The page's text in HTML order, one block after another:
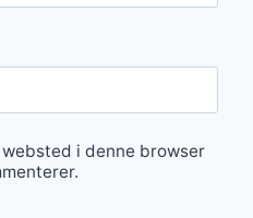
i denne browser